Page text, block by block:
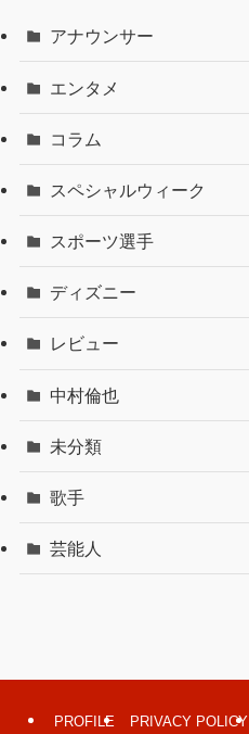
アナウンサー
エンタメ
コラム
スペシャルウィーク
スポーツ選手
ディズニー
レビュー
中村倫也
未分類
歌手
芸能人
PROFILE PRIVACY POLICY